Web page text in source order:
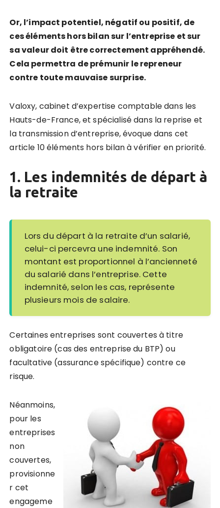
Or, l’impact potentiel, négatif ou positif, de
ces éléments hors bilan sur l’entreprise et sur
sa valeur doit être correctement appréhendé.
Cela permettra de prémunir le repreneur
contre toute mauvaise surprise.
Valoxy, cabinet d’expertise comptable dans les
Hauts-de-France, etspécialisé dans la reprise et
la transmission d’entreprise,évoque dans cet
article 10 éléments hors bilan à vérifier en priorité.
1. Les indemnités de départ à
la retraite
Lors du départ à la retraite d’un salarié,
celui-ci percevra une indemnité. Son
montant est proportionnel à l’ancienneté
du salarié dans l’entreprise. Cette
indemnité, selon les cas, représente
plusieurs mois de salaire.
Certaines entreprises sont couvertes à titre
obligatoire (cas des entreprise du BTP) ou
facultative (assurance spécifique) contre ce
risque.
Néanmoins,
pour les
entreprises
non
couvertes,
provisionne
r cet
engageme